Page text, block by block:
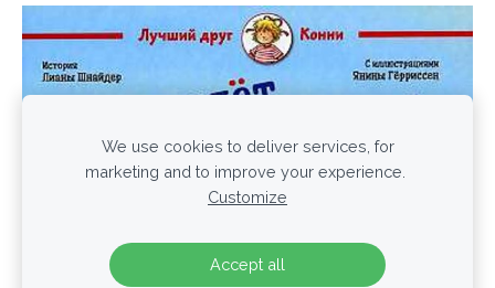
We use cookies to deliver services, for
marketing and to improve your experience.
Customize
Accept all